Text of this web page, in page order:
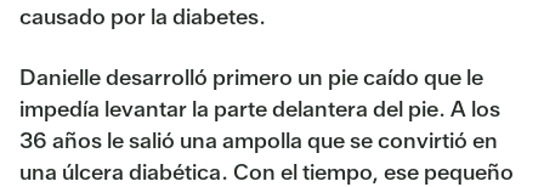
causado por la diabetes.
Danielle desarrolló primero un pie caído que le
impedía levantar la parte delantera del pie. A los
36 años le salió una ampolla que se convirtió en
una úlcera diabética. Con el tiempo, ese pequeño